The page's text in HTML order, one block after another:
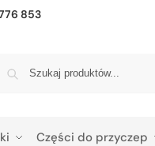
853
Części do przyczep